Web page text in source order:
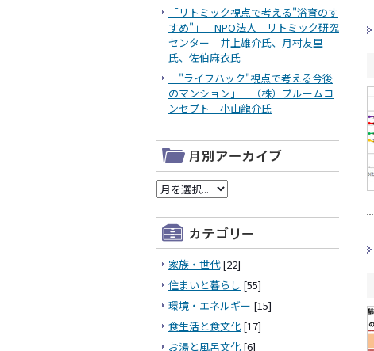
「リトミック視点で考える"浴育のす
すめ"」 NPO法人 リトミック研究
センター 井上雄介氏、月村友里
氏、佐伯麻衣氏
「"ライフハック"視点で考える今後
のマンション」 （株）ブルームコ
ンセプト 小山龍介氏
家族・世代[22]
住まいと暮らし [55]
環境・エネルギー [15]
食生活と食文化 [17]
お湯と風呂文化 [6]